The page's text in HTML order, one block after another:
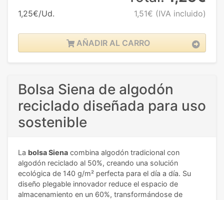
1,25€/Ud. 1,51€ (IVA incluido)
AÑADIR AL CARRO
Bolsa Siena de algodón
reciclado diseñada para uso
sostenible
La bolsa Siena combina algodón tradicional con
algodón reciclado al 50%, creando una solución
ecológica de 140 g/m² perfecta para el día a día. Su
diseño plegable innovador reduce el espacio de
almacenamiento en un 60%, transformándose de